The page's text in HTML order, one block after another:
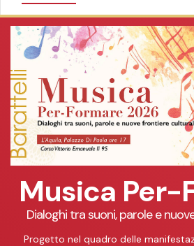
Musica Per-
Dialoghi tra suoni, parole e
Progetto nel quadro delle